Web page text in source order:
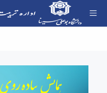
آزادسازی خرمشهر -